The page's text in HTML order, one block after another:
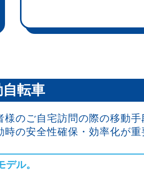
自転車
のご自宅訪問の際の移動手
の安全性確保・効率化が重
ル。